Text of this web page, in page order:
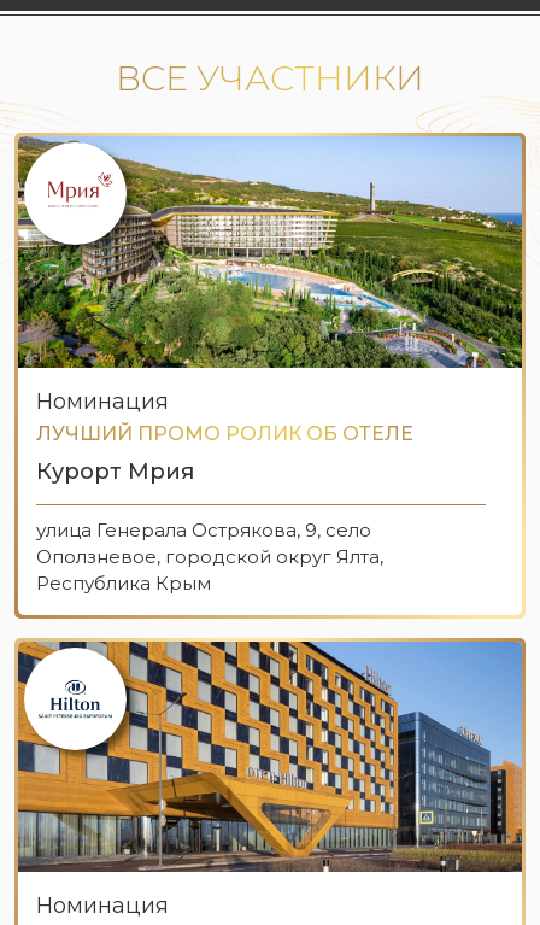
ВСЕ УЧАСТНИКИ
Номинация
ЛУЧШИЙ ПРОМО РОЛИК ОБ ОТЕЛЕ
Курорт Мрия
улица Генерала Острякова, 9, село
Оползневое, городской округ Ялта,
Республика Крым
Номинация